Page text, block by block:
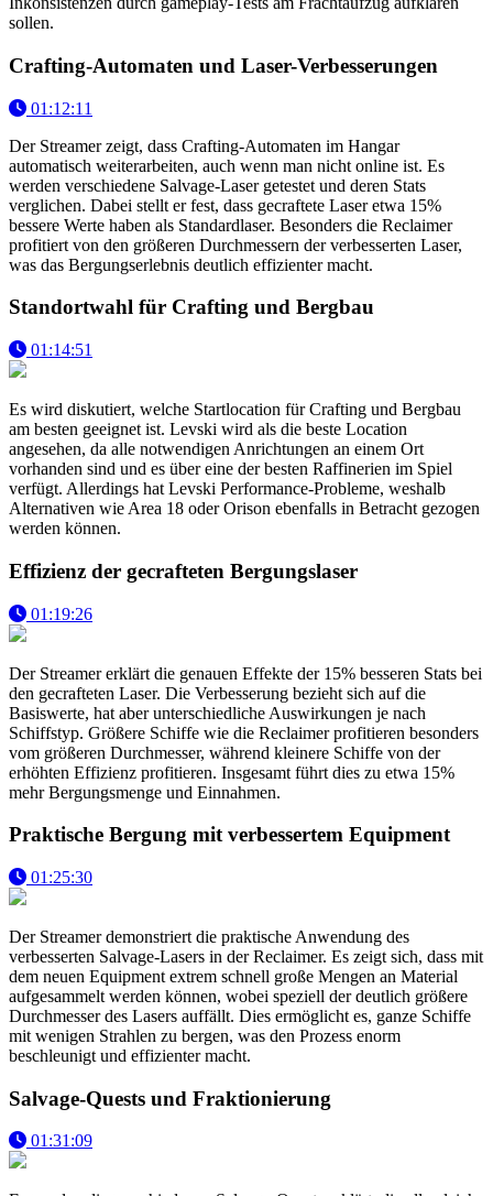
sollen.
Crafting-Automaten und Laser-Verbesserungen
01:12:11
Der Streamer zeigt, dass Crafting-Automaten im Hangar
automatisch weiterarbeiten, auch wenn man nicht online ist. Es
werden verschiedene Salvage-Laser getestet und deren Stats
verglichen. Dabei stellt er fest, dass gecraftete Laser etwa 15%
bessere Werte haben als Standardlaser. Besonders die Reclaimer
profitiert von den größeren Durchmessern der verbesserten Laser,
was das Bergungserlebnis deutlich effizienter macht.
Standortwahl für Crafting und Bergbau
01:14:51
Es wird diskutiert, welche Startlocation für Crafting und Bergbau
am besten geeignet ist. Levski wird als die beste Location
angesehen, da alle notwendigen Anrichtungen an einem Ort
vorhanden sind und es über eine der besten Raffinerien im Spiel
verfügt. Allerdings hat Levski Performance-Probleme, weshalb
Alternativen wie Area 18 oder Orison ebenfalls in Betracht gezogen
werden können.
Effizienz der gecrafteten Bergungslaser
01:19:26
Der Streamer erklärt die genauen Effekte der 15% besseren Stats bei
den gecrafteten Laser. Die Verbesserung bezieht sich auf die
Basiswerte, hat aber unterschiedliche Auswirkungen je nach
Schiffstyp. Größere Schiffe wie die Reclaimer profitieren besonders
vom größeren Durchmesser, während kleinere Schiffe von der
erhöhten Effizienz profitieren. Insgesamt führt dies zu etwa 15%
mehr Bergungsmenge und Einnahmen.
Praktische Bergung mit verbessertem Equipment
01:25:30
Der Streamer demonstriert die praktische Anwendung des
verbesserten Salvage-Lasers in der Reclaimer. Es zeigt sich, dass mit
dem neuen Equipment extrem schnell große Mengen an Material
aufgesammelt werden können, wobei speziell der deutlich größere
Durchmesser des Lasers auffällt. Dies ermöglicht es, ganze Schiffe
mit wenigen Strahlen zu bergen, was den Prozess enorm
beschleunigt und effizienter macht.
Salvage-Quests und Fraktionierung
01:31:09